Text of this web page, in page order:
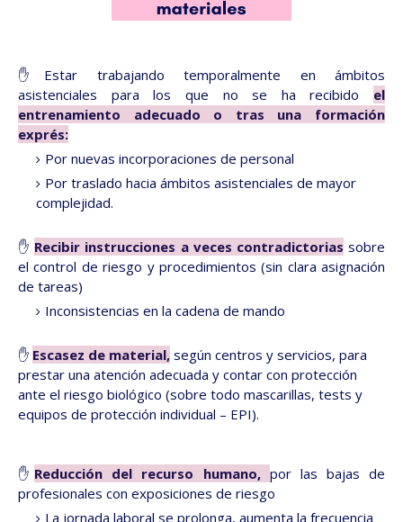
✋Estar trabajando temporalmente en ámbitos
asistenciales para los que no se ha recibido el
entrenamiento adecuado o tras una formación
exprés:
Por nuevas incorporaciones de personal
Por traslado hacia ámbitos asistenciales de mayor
complejidad.
✋ Recibir instrucciones a veces contradictorias sobre
el control de riesgo y procedimientos (sin clara asignación
de tareas)
Inconsistencias en la cadena de mando
✋ Escasez de material, según centros y servicios, para
prestar una atención adecuada y contar con protección
ante el riesgo biológico (sobre todo mascarillas, tests y
equipos de protección individual – EPI).
✋ Reducción del recurso humano, por las bajas de
profesionales con exposiciones de riesgo
La jornada laboral se prolonga, aumenta la frecuencia